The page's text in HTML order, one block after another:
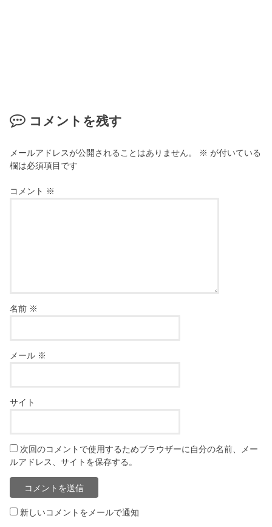
コメントを残す
メールアドレスが公開されることはありません。 ※ が付いている
欄は必須項目です
コメント ※
名前 ※
メール ※
サイト
次回のコメントで使用するためブラウザーに自分の名前、メー
ルアドレス、サイトを保存する。
新しいコメントをメールで通知